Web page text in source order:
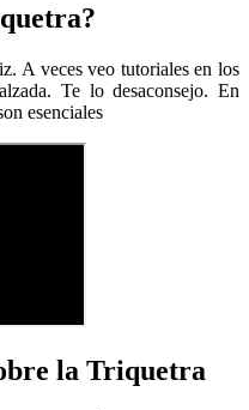
A veces veo tutoriales en los
Te lo desaconsejo. En
esenciales
la Triquetra